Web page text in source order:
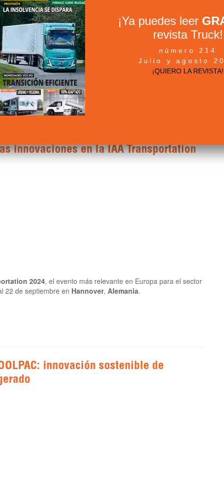
Suiza, se especializa en el suministro de piedra natural.
innovaciones en la IAA Transportation
2024, el evento más relevante en Europa para el sector
22 de septiembre en Hannover, Alemania.
innovación sostenible de
¡Ya puedes leer
revista Truck!
número 214
Julio y agosto
¡QUIERO LA REVISTA!